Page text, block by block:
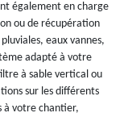
également en charge
ou de récupération
eaux vannes,
adapté à votre
à sable vertical ou
sur les différents
à votre chantier,